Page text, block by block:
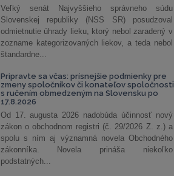
Veľký senát Najvyššieho správneho súdu
Slovenskej republiky (NSS SR) posudzoval
odmietnutie úhrady lieku, ktorý nebol zaradený v
zozname kategorizovaných liekov, a teda nebol
štandardne...
Pripravte sa včas: prísnejšie podmienky pre
zmeny spoločníkov či konateľov spoločnosti
s ručením obmedzeným na Slovensku po
17.8.2026
Od 17. augusta 2026 nadobúda účinnosť nový
zákon o obchodnom registri (č. 29/2026 Z. z.) a
spolu s ním aj významná novela Obchodného
zákonníka. Novela prináša niekoľko
podstatných...